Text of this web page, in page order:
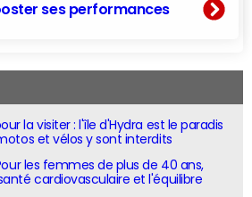
ses performances
la visiter : l'île d'Hydra est le paradis
et vélos y sont interdits
les femmes de plus de 40 ans,
cardiovasculaire et l'équilibre